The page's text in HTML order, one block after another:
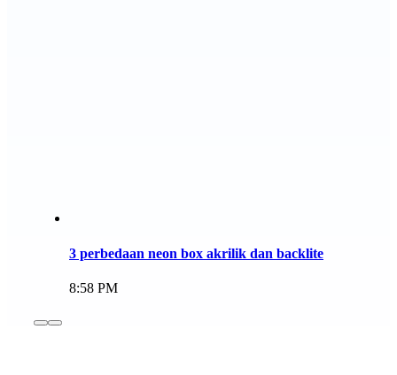
3 perbedaan neon box akrilik dan backlite
8:58 PM